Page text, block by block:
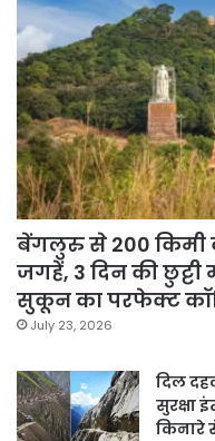
बेंगलुरु से 200 किमी
जगहें, 3 दिन की
सुकून का परफेक्ट
July 23, 2026
दिल
सुरक्षा
किनारे